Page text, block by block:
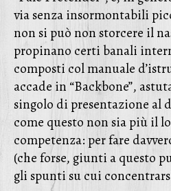
via senza insormontabili
non si può non storcere il
propinano certi banali
composti col manuale
accade in “Backbone”,
singolo di presentazione al
come questo non sia più il
competenza: per fare
(che forse, giunti a questo
gli spunti su cui